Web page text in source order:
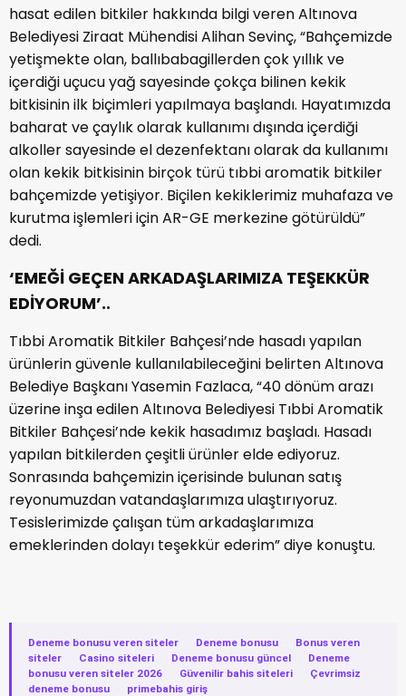
hasat edilen bitkiler hakkında bilgi veren Altınova
Belediyesi Ziraat Mühendisi Alihan Sevinç, “Bahçemizde
yetişmekte olan, ballıbabagillerden çok yıllık ve
içerdiği uçucu yağ sayesinde çokça bilinen kekik
bitkisinin ilk biçimleri yapılmaya başlandı. Hayatımızda
baharat ve çaylık olarak kullanımı dışında içerdiği
alkoller sayesinde el dezenfektanı olarak da kullanımı
olan kekik bitkisinin birçok türü tıbbi aromatik bitkiler
bahçemizde yetişiyor. Biçilen kekiklerimiz muhafaza ve
kurutma işlemleri için AR-GE merkezine götürüldü”
dedi.
‘EMEĞİ GEÇEN ARKADAŞLARIMIZA TEŞEKKÜR
EDİYORUM’..
Tıbbi Aromatik Bitkiler Bahçesi’nde hasadı yapılan
ürünlerin güvenle kullanılabileceğini belirten Altınova
Belediye Başkanı Yasemin Fazlaca, “40 dönüm arazı
üzerine inşa edilen Altınova Belediyesi Tıbbi Aromatik
Bitkiler Bahçesi’nde kekik hasadımız başladı. Hasadı
yapılan bitkilerden çeşitli ürünler elde ediyoruz.
Sonrasında bahçemizin içerisinde bulunan satış
reyonumuzdan vatandaşlarımıza ulaştırıyoruz.
Tesislerimizde çalışan tüm arkadaşlarımıza
emeklerinden dolayı teşekkür ederim” diye konuştu.
Deneme bonusu veren siteler · Deneme bonusu ·
Bonus veren
siteler
· Casino siteleri · Deneme bonusu güncel ·
Deneme
bonusu veren siteler 2026
· Güvenilir bahis siteleri ·
Çevrimsiz
deneme bonusu
· primebahis giriş